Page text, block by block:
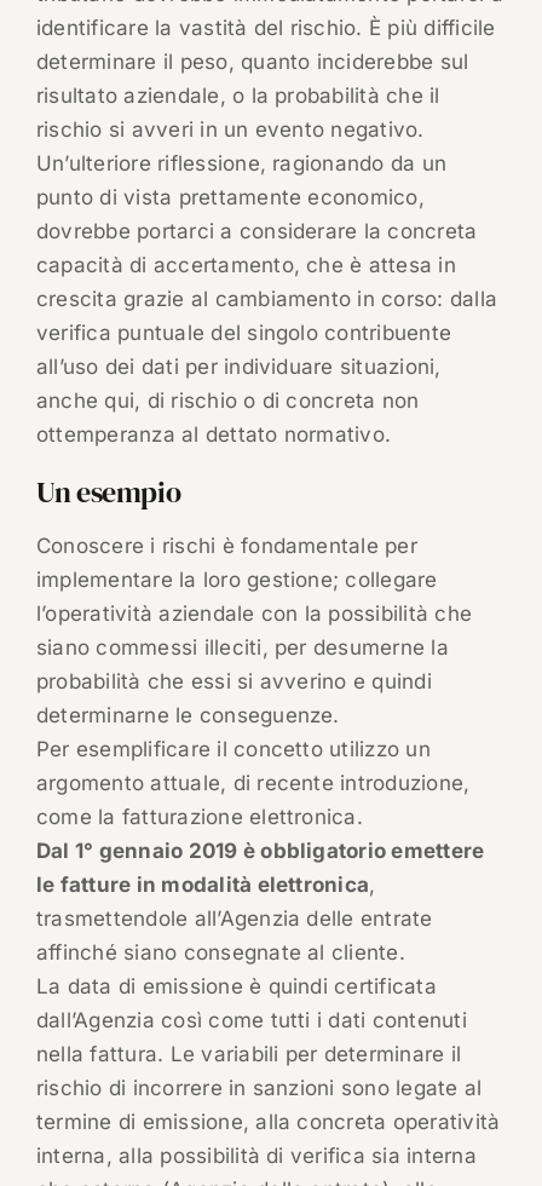
identificare la vastità del rischio. È più difficile
determinare il peso, quanto inciderebbe sul
risultato aziendale, o la probabilità che il
rischio si avveri in un evento negativo.
Un’ulteriore riflessione, ragionando da un
punto di vista prettamente economico,
dovrebbe portarci a considerare la concreta
capacità di accertamento, che è attesa in
crescita grazie al cambiamento in corso: dalla
verifica puntuale del singolo contribuente
all’uso dei dati per individuare situazioni,
anche qui, di rischio o di concreta non
ottemperanza al dettato normativo.
Un esempio
Conoscere i rischi è fondamentale per
implementare la loro gestione; collegare
l’operatività aziendale con la possibilità che
siano commessi illeciti, per desumerne la
probabilità che essi si avverino e quindi
determinarne le conseguenze.
Per esemplificare il concetto utilizzo un
argomento attuale, di recente introduzione,
come la fatturazione elettronica.
Dal 1° gennaio 2019 è obbligatorio emettere
le fatture in modalità elettronica,
trasmettendole all’Agenzia delle entrate
affinché siano consegnate al cliente.
La data di emissione è quindi certificata
dall’Agenzia così come tutti i dati contenuti
nella fattura. Le variabili per determinare il
rischio di incorrere in sanzioni sono legate al
termine di emissione, alla concreta operatività
interna, alla possibilità di verifica sia interna